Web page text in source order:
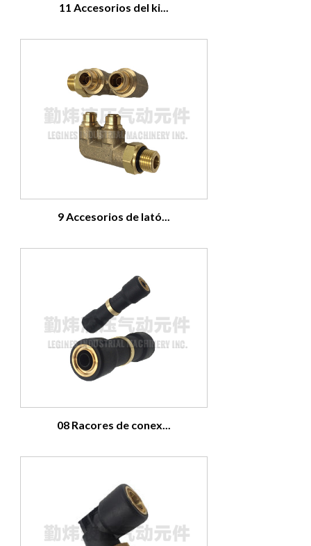
11 Accesorios del ki...
9 Accesorios de lató...
08 Racores de conex...